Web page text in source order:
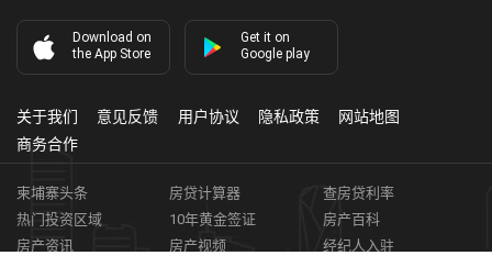
Download on
the App Store
Get it on
Google play
关于我们 意见反馈 用户协议 隐私政策
网站地图
商务合作
柬埔寨头条 房贷计算器
查房贷利率
热门投资区域
10年黄金签证
房产百科
房产资讯
房产视频 经纪人入驻